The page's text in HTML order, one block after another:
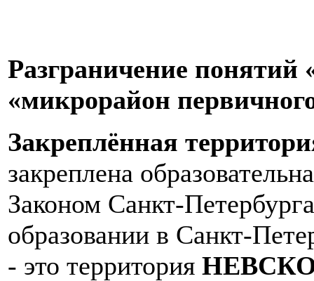
Разграничение понятий
«микрорайон
Закреплённая
закреплена
Законом Санкт-
образовании в Санкт-
- это территория